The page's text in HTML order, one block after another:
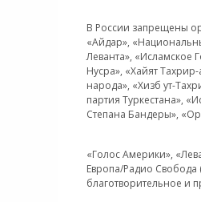
В России запрещены
«Айдар»,
Леванта»,
Нусра», «Хайят
народа», «Хизб ут-
партия Туркестана»,
Степана Бандеры»,
«Голос Америки»,
Европа/Радио Свобода
благотворительное и